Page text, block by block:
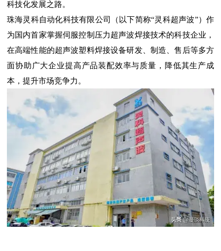
科技化发展之路。
珠海灵科自动化科技有限公司（以下简称“灵科超声波”）作
为国内首家掌握伺服控制压力超声波焊接技术的科技企业，
在高端性能的超声波塑料焊接设备研发、制造、售后等多方
面协助广大企业提高产品装配效率与质量，降低其生产成
本，提升市场竞争力。